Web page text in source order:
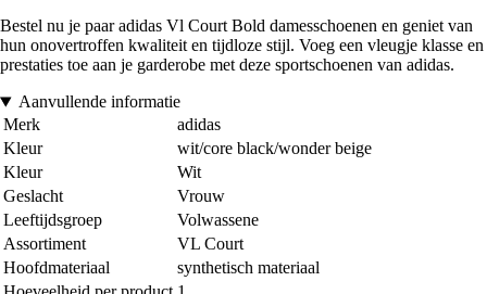
Bestel nu je paar adidas Vl Court Bold damesschoenen en geniet van
hun onovertroffen kwaliteit en tijdloze stijl. Voeg een vleugje klasse en
prestaties toe aan je garderobe met deze sportschoenen van adidas.
Aanvullende informatie
Merk
adidas
Kleur
wit/core black/wonder beige
Kleur
Wit
Geslacht
Vrouw
Leeftijdsgroep
Volwassene
Assortiment
VL Court
Hoofdmateriaal
synthetisch materiaal